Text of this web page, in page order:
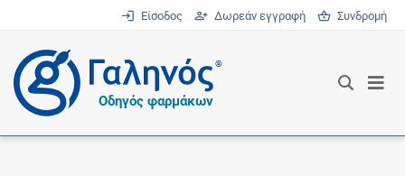
Είσοδος Δωρεάν εγγραφή Συνδρομή
®
Οδηγός φαρμάκων